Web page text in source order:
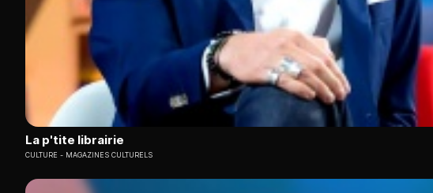
La p'tite librairie
CULTURE MAGAZINES CULTURELS